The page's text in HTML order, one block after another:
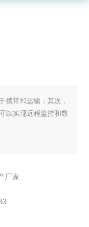
携带和运输；其次，
以实现远程监控和数
厂家